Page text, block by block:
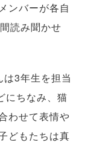
ンバーが各自
読み聞かせ
3年生を担当
にちなみ、猫
わせて表情や
どもたちは真